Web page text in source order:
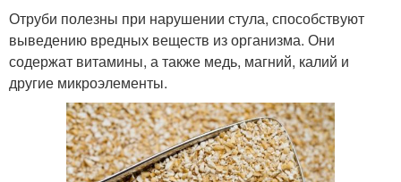
Отруби полезны при нарушении стула, способствуют
выведению вредных веществ из организма. Они
содержат витамины, а также медь, магний, калий и
другие микроэлементы.